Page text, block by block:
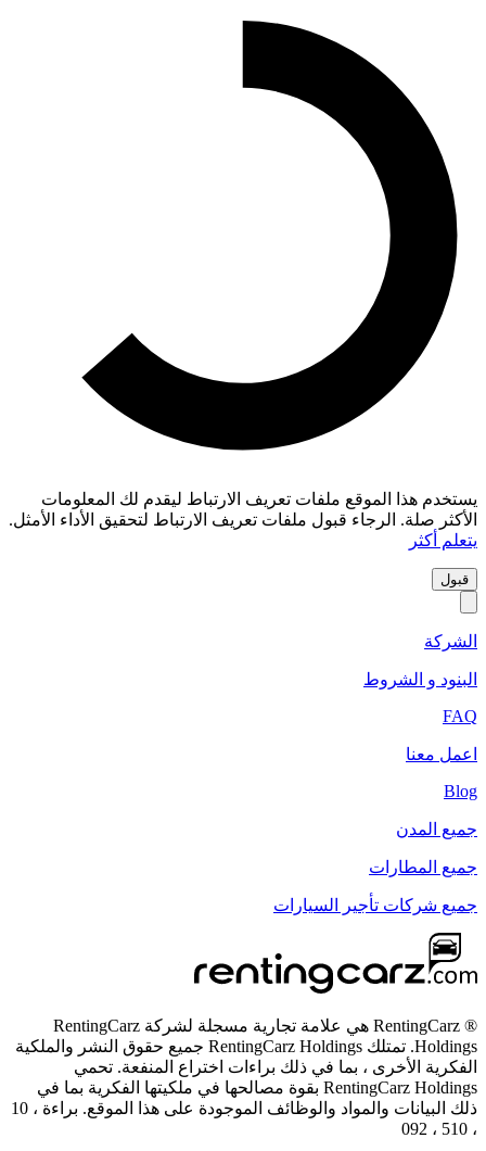
يستخدم هذا الموقع ملفات تعريف الارتباط ليقدم لك المعلومات
الأكثر صلة. الرجاء قبول ملفات تعريف الارتباط لتحقيق الأداء الأمثل.
يتعلم أكثر
قبول
الشركة
البنود و الشروط
FAQ
اعمل معنا
Blog
جميع المدن
جميع المطارات
جميع شركات تأجير السيارات
® RentingCarz هي علامة تجارية مسجلة لشركة RentingCarz
Holdings. تمتلك RentingCarz Holdings جميع حقوق النشر والملكية
الفكرية الأخرى ، بما في ذلك براءات اختراع المنفعة. تحمي
RentingCarz Holdings بقوة مصالحها في ملكيتها الفكرية بما في
ذلك البيانات والمواد والوظائف الموجودة على هذا الموقع. براءة ، 10
، 510 ، 092